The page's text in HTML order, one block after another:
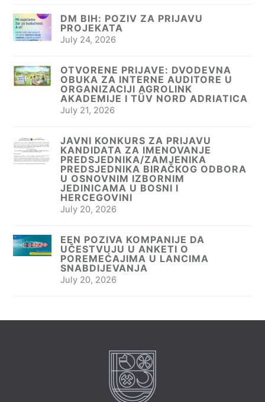
DM BIH: POZIV ZA PRIJAVU
PROJEKATA
July 24, 2026
OTVORENE PRIJAVE: DVODEVNA
OBUKA ZA INTERNE AUDITORE U
ORGANIZACIJI AGROLINK
AKADEMIJE I TÜV NORD ADRIATICA
July 21, 2026
JAVNI KONKURS ZA PRIJAVU
KANDIDATA ZA IMENOVANJE
PREDSJEDNIKA/ZAMJENIKA
PREDSJEDNIKA BIRAČKOG ODBORA
U OSNOVNIM IZBORNIM
JEDINICAMA U BOSNI I
HERCEGOVINI
July 20, 2026
EEN POZIVA KOMPANIJE DA
UČESTVUJU U ANKETI O
POREMEĆAJIMA U LANCIMA
SNABDIJEVANJA
July 20, 2026